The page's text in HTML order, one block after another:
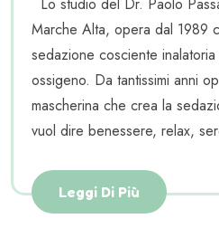
Lo studio del Dr. Paolo
Marche Alta, opera dal 1989
sedazione cosciente
ossigeno. Da tantissimi anni
mascherina che crea la
vuol dire benessere, relax,
Leggi Di Più